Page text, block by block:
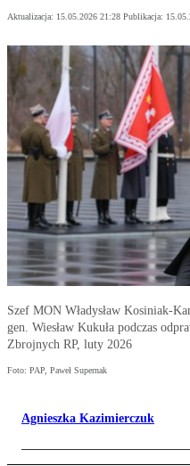
Aktualizacja: 15.05.2026 21:28 Publikacja:
Szef MON Władysław Kosiniak-
gen. Wiesław Kukuła podczas
Zbrojnych RP, luty 2026
Foto: PAP, Paweł Supernak
Agnieszka Kazimierczuk